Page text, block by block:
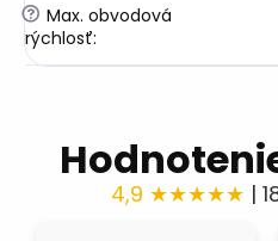
? Max. obvodová
rýchlosť:
4,9 ★★★★★ |